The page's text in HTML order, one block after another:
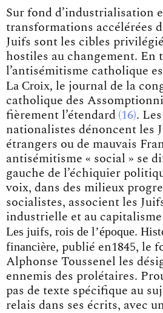
Sur fond d’industrialisation
transformations accélérées
Juifs sont les cibles
hostiles au changement. En
l’antisémitisme catholique
La Croix, le journal de la
catholique des
fièrement l’étendard 16 .
nationalistes dénoncent les
étrangers ou de mauvais
antisémitisme « social » se
gauche de l’échiquier
voix, dans des milieux
socialistes, associent les
industrielle et au
Les juifs, rois de l’époque.
financière, publié en1845, le
Alphonse Toussenel les
ennemis des prolétaires.
pas de texte spécifique au
relais dans ses écrits, avec